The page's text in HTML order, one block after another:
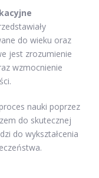
do wieku oraz
jest zrozumienie
wzmocnienie
nauki poprzez
do skutecznej
do wykształcenia